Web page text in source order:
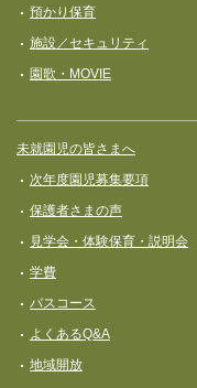
預かり保育
施設／セキュリティ
園歌・MOVIE
未就園児の皆さまへ
次年度園児募集要項
保護者さまの声
見学会・体験保育・説明会
学費
バスコース
よくあるQ&A
地域開放